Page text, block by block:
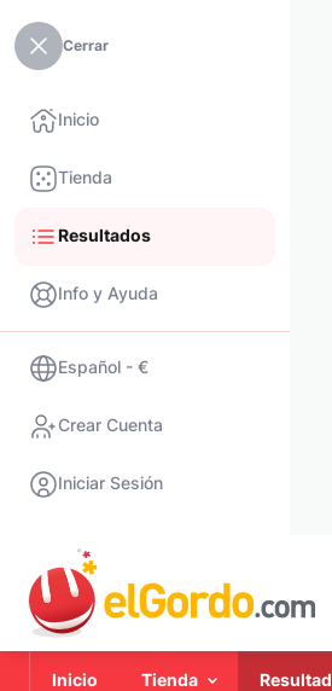
Cerrar
Inicio
Tienda
Resultados
Info y Ayuda
Español - €
Crear Cuenta
Iniciar Sesión
Inicio Tienda